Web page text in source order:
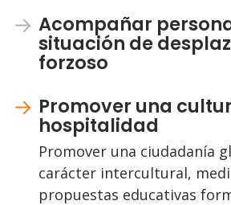
Acompañar
situación de
forzoso
Promover una
hospitalidad
Promover una ciudadanía
carácter intercultural,
propuestas educativas